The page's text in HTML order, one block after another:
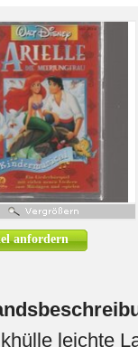
anfordern
leichte